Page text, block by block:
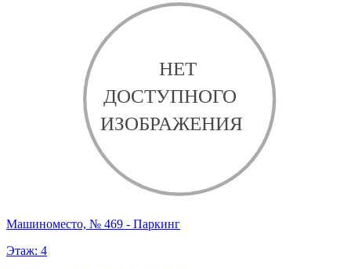
Машиноместо, № 469 - Паркинг
Этаж: 4